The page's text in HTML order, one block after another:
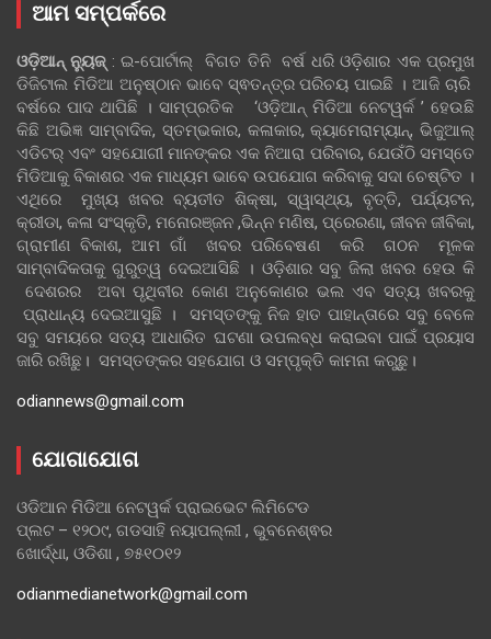
ଆମ ସମ୍ପର୍କରେ
ଓଡ଼ିଆନ୍‍ ନ୍ୟୁଜ୍‍: ଇ-ପୋର୍ଟାଲ୍ ବିଗତ ତିନି ବର୍ଷ ଧରି ଓଡ଼ିଶାର ଏକ ପ୍ରମୁଖ
ଡିଜିଟାଲ ମିଡିଆ ଅନୁଷ୍ଠାନ ଭାବେ ସ୍ଵତନ୍ତ୍ର ପରିଚୟ ପାଇଛି । ଆଜି ଚାରି
ବର୍ଷରେ ପାଦ ଥାପିଛି । ସାମ୍ପ୍ରତିକ ‘ଓଡ଼ିଆନ୍‍ ମିଡିଆ ନେଟୱର୍କ ’ ହେଉଛି
କିଛି ଅଭିଜ୍ଞ ସାମ୍ବାଦିକ, ସ୍ତମ୍ଭକାର, କଳାକାର, କ୍ୟାମେରାମ୍ୟାନ୍, ଭିଜୁଆଲ୍
ଏଡିଟର୍ ଏବଂ ସହଯୋଗୀ ମାନଙ୍କର ଏକ ନିଆରା ପରିବାର, ଯେଉଁଠି ସମସ୍ତେ
ମିଡିଆକୁ ବିକାଶର ଏକ ମାଧ୍ୟମ ଭାବେ ଉପଯୋଗ କରିବାକୁ ସଦା ଚେଷ୍ଟିତ ।
ଏଥିରେ ମୁଖ୍ୟ ଖବର ବ୍ୟତୀତ ଶିକ୍ଷା, ସ୍ୱାସ୍ଥ୍ୟ, ବୃତ୍ତି, ପର୍ଯ୍ୟଟନ,
କ୍ରୀଡା, କଳା ସଂସ୍କୃତି, ମନୋରଞ୍ଜନ ,ଭିନ୍ନ ମଣିଷ, ପ୍ରେରଣା, ଜୀବନ ଜୀବିକା,
ଗ୍ରାମୀଣ ବିକାଶ, ଆମ ଗାଁ ଖବର ପରିବେଷଣ କରି ଗଠନ ମୂଳକ
ସାମ୍ବାଦିକତାକୁ ଗୁରୁତ୍ୱ ଦେଇଆସିଛି । ଓଡ଼ିଶାର ସବୁ ଜିଲା ଖବର ହେଉ କି
ଦେଶରର ଅବା ପୃଥିବୀର କୋଣ ଅନୁକୋଣର ଭଲ ଏବ ସତ୍ୟ ଖବରକୁ
ପ୍ରାଧାନ୍ୟ ଦେଇଆସୁଛି । ସମସ୍ତଙ୍କୁ ନିଜ ହାତ ପାହାନ୍ତାରେ ସବୁ ବେଳେ
ସବୁ ସମୟରେ ସତ୍ୟ ଆଧାରିତ ଘଟଣା ଉପଲବ୍ଧ କରାଇବା ପାଇଁ ପ୍ରୟାସ
ଜାରି ରଖିଛୁ। ସମସ୍ତଙ୍କର ସହଯୋଗ ଓ ସମ୍ପୃକ୍ତି କାମନା କରୁଛୁ।
odiannews@gmail.com
ଯୋଗାଯୋଗ
ଓଡିଆନ ମିଡିଆ ନେଟୱର୍କ ପ୍ରାଇଭେଟ ଲିମିଟେଡ
ପ୍ଲଟ – ୧୨୦୯, ଗଡସାହି ନୟାପଲ୍ଲୀ , ଭୁବନେଶ୍ଵର
ଖୋର୍ଦ୍ଧା, ଓଡିଶା , ୭୫୧୦୧୨
odianmedianetwork@gmail.com